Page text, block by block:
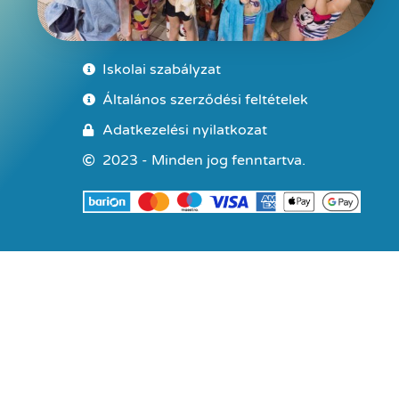
Iskolai szabályzat
Általános szerződési feltételek
Adatkezelési nyilatkozat
2023 - Minden jog fenntartva.